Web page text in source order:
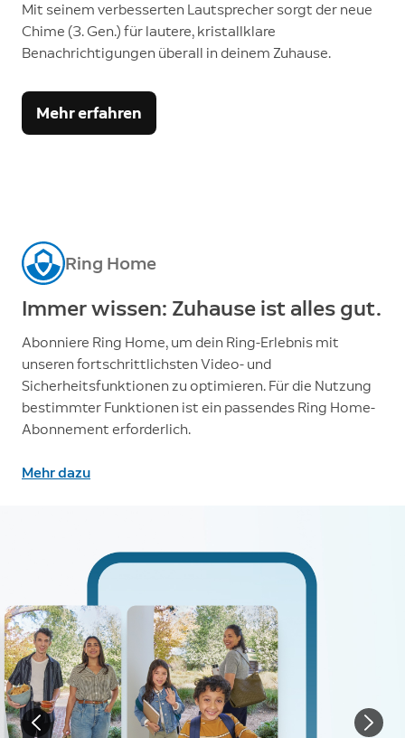
Mit seinem verbesserten Lautsprecher sorgt der neue
Chime (3. Gen.) für lautere, kristallklare
Benachrichtigungen überall in deinem Zuhause.
Mehr erfahren
Ring Home
Immer wissen: Zuhause ist alles gut.
Abonniere Ring Home, um dein Ring-Erlebnis mit
unseren fortschrittlichsten Video- und
Sicherheitsfunktionen zu optimieren. Für die Nutzung
bestimmter Funktionen ist ein passendes Ring Home-
Abonnement erforderlich.
Mehr dazu